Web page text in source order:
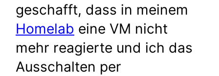
geschafft, dass in meinem
Homelab eine VM nicht
mehr reagierte und ich das
Ausschalten per